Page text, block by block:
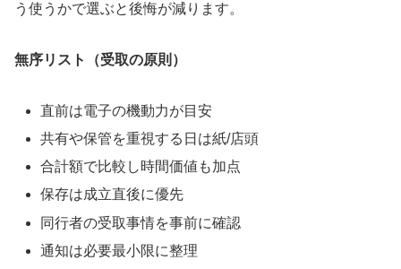
う使うかで選ぶと後悔が減ります。
無序リスト（受取の原則）
直前は電子の機動力が目安
共有や保管を重視する日は紙/店頭
合計額で比較し時間価値も加点
保存は成立直後に優先
同行者の受取事情を事前に確認
通知は必要最小限に整理